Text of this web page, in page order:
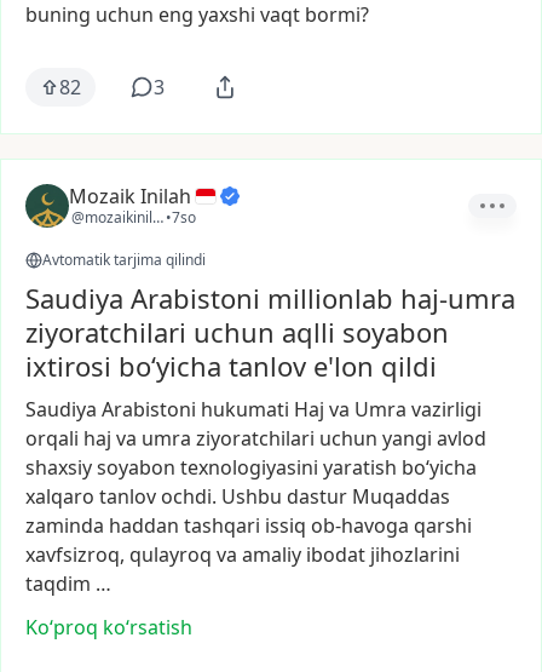
buning uchun eng yaxshi vaqt bormi?
82 3
Mozaik Inilah
@mozaikinilah•7so
Avtomatik tarjima qilindi
Saudiya Arabistoni millionlab haj-umra
ziyoratchilari uchun aqlli soyabon
ixtirosi bo‘yicha tanlov e'lon qildi
Saudiya Arabistoni hukumati Haj va Umra vazirligi
orqali haj va umra ziyoratchilari uchun yangi avlod
shaxsiysoyabon texnologiyasini yaratish bo‘yicha
xalqaro tanlov ochdi. Ushbu dastur Muqaddas
zaminda haddan tashqari issiq ob-havoga qarshi
xavfsizroq, qulayroq va amaliy ibodat jihozlarini
taqdim …
Ko‘proq koʻrsatish